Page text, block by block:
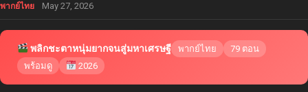
พากย์ไทย May 27, 2026
พลิกชะตาหนุ่มยากจนสู่มหาเศรษฐี พากย์ไทย
79 ตอน
พร้อมดู
2026